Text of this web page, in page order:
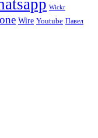
Wickr
Wire Youtube Павел